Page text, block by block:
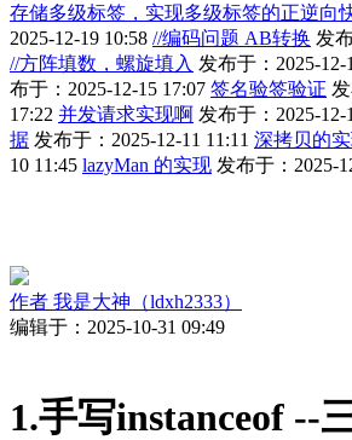
存储多级标签，实现多级标签的正逆向
2025-12-19 10:58 //编码问题 AB转换 发
//方阵填数，螺旋填入 发布于：2025-12-
布于：2025-12-15 17:07 签名验签验证
17:22 并发请求实现啊 发布于：2025-12-
据 发布于：2025-12-11 11:11 深拷贝的
10 11:45 lazyMan 的实现 发布于：2025-
作者 我是大神（ldxh2333）
编辑于：2025-10-31 09:49
1.手写instanceof --